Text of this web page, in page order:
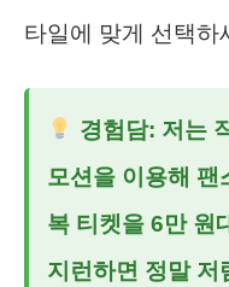
타일에 맞게 선택하
경험담: 저는
모션을 이용해 팬
복 티켓을 6만 원
지런하면 정말 저